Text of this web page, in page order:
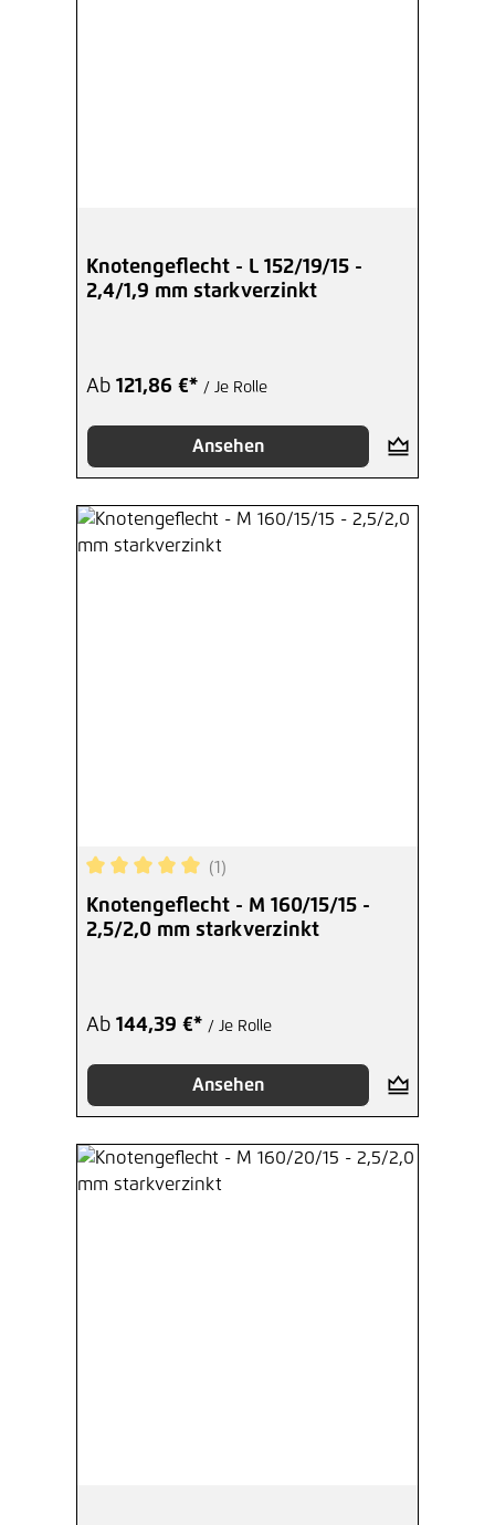
Knotengeflecht - L 152/19/15 -
2,4/1,9 mm starkverzinkt
Ab 121,86 €* / Je Rolle
Ansehen
Durchschnittliche Bewertung von 5 von 5
(1)
Knotengeflecht - M 160/15/15 -
2,5/2,0 mm starkverzinkt
Ab 144,39 €* / Je Rolle
Ansehen